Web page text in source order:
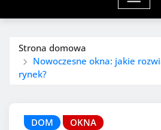
Strona domowa
Nowoczesne okna: jakie
rynek?
DOM OKNA